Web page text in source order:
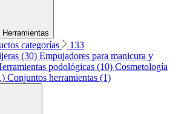
Herramientas
categorías
133
(30) Empujadores para manicura y
podológicas (10) Cosmetología
Conjuntos herramientas (1)